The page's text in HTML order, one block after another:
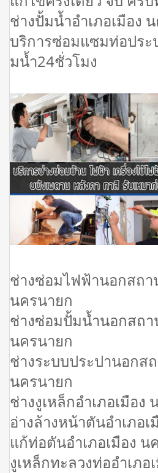
ช่างปั้มน้ำอำเภอเมือง
บริการซ่อมแซมท่อประ
มน้ำ24ชั่วโมง
ช่างซ่อมไฟฟ้านอกสถา
นครนายก
ช่างซ่อมปั้มน้ำนอกสถา
นครนายก
ช่างระบบประปานอกส
นครนายก
ช่างงูเหล็กอำเภอเมือง
อ่างล้างหน้าตันอำเภอ
แก้ท่อตันอำเภอเมือง น
งูเหล็กทะลวงท่ออำเภอ